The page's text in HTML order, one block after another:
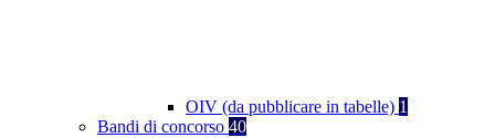
OIV (da pubblicare in tabelle) 1
Bandi di concorso 40